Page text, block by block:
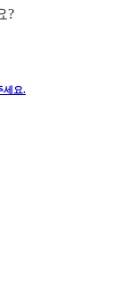
?
세요.